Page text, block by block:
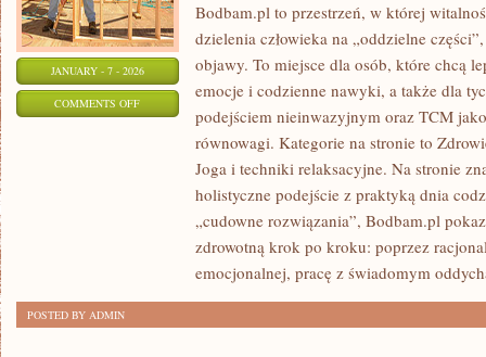
JANUARY - 7 - 2026
COMMENTS OFFON
Bodbam.pl to przestrzeń, w której
dzielenia człowieka na „oddzielne
objawy. To miejsce dla osób, które chcą
emocje i codzienne nawyki, a także dla
podejściem nieinwazyjnym oraz TCM
równowagi. Kategorie na stronie to
Joga i techniki relaksacyjne. Na stronie
holistyczne podejście z praktyką dnia
„cudowne rozwiązania”, Bodbam.pl
zdrowotną krok po kroku: poprzez
emocjonalnej, pracę z świadomym
POSTED BY ADMIN